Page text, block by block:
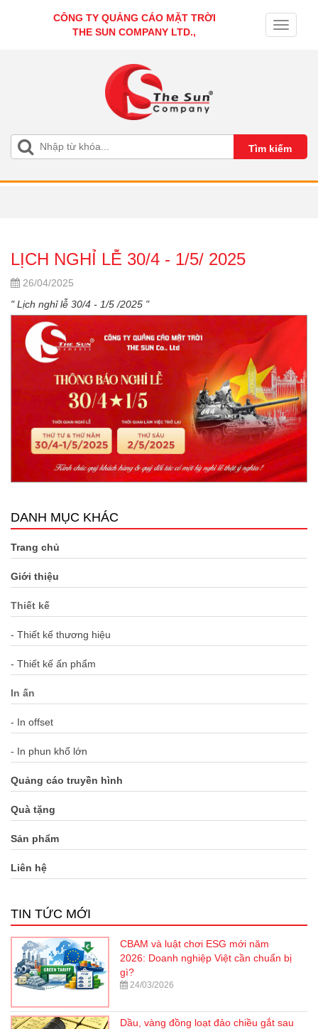
CÔNG TY QUẢNG CÁO MẶT TRỜI
THE SUN COMPANY LTD.,
Toggle
LỊCH NGHỈ LỄ 30/4 - 1/5/ 2025
26/04/2025
" Lịch nghỉ lễ 30/4 - 1/5 /2025 "
DANH MỤC KHÁC
Trang chủ
Giới thiệu
Thiết kế
- Thiết kế thương hiệu
- Thiết kế ấn phẩm
In ấn
- In offset
- In phun khổ lớn
Quảng cáo truyền hình
Quà tặng
Sản phẩm
Liên hệ
TIN TỨC MỚI
CBAM và luật chơi ESG mới năm
2026: Doanh nghiệp Việt cần chuẩn bị
gì?
24/03/2026
Dầu, vàng đồng loạt đảo chiều gắt sau